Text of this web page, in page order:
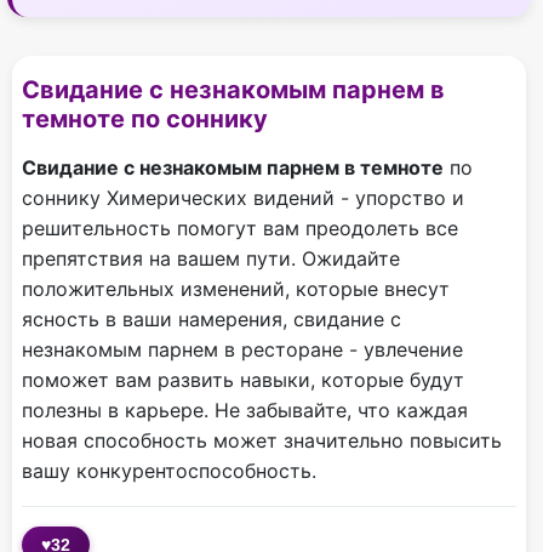
Свидание с незнакомым парнем в
темноте по соннику
Свидание с незнакомым парнем в темноте по
соннику Химерических видений - упорство и
решительность помогут вам преодолеть все
препятствия на вашем пути. Ожидайте
положительных изменений, которые внесут
ясность в ваши намерения, свидание с
незнакомым парнем в ресторане - увлечение
поможет вам развить навыки, которые будут
полезны в карьере. Не забывайте, что каждая
новая способность может значительно повысить
вашу конкурентоспособность.
♥32